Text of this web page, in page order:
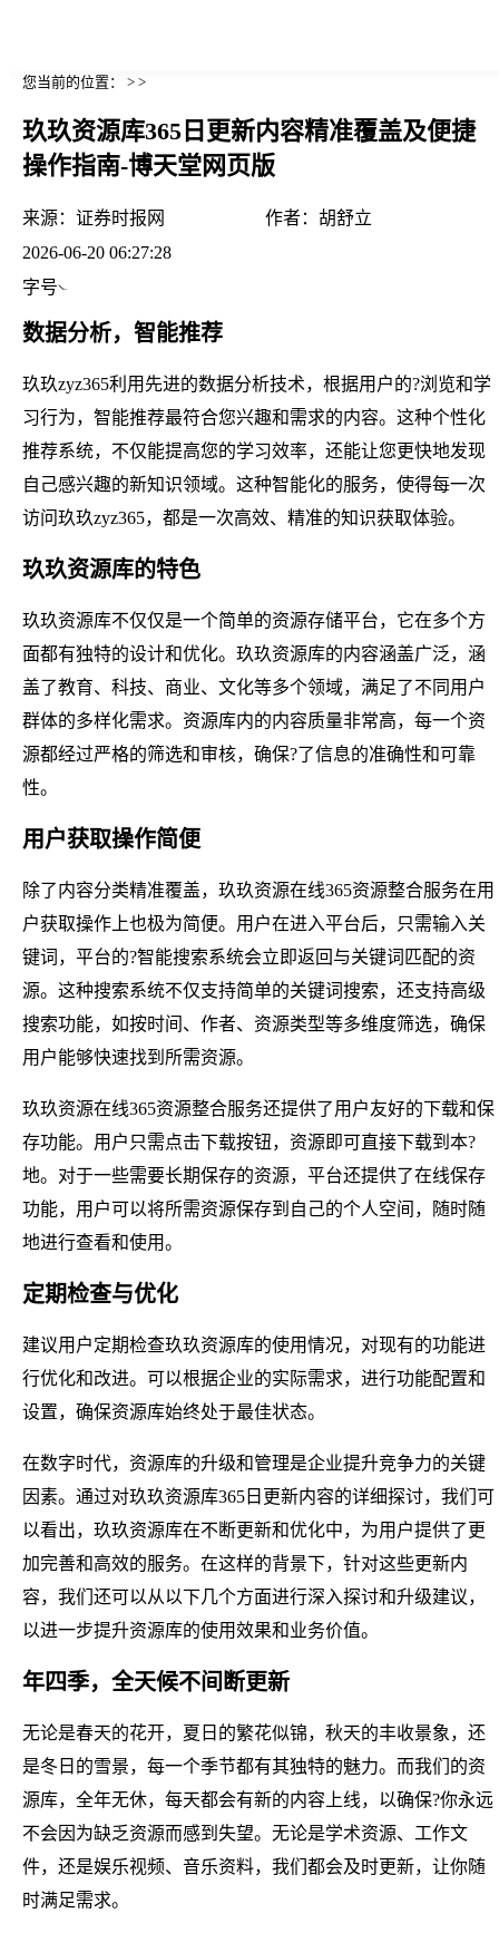
您当前的位置： > >
玖玖资源库365日更新内容精准覆盖及便捷
操作指南-博天堂网页版
来源： 证券时报网 作者： 胡舒立
2026-06-20 06:27:28
字号
数据分析，智能推荐
玖玖zyz365利用先进的数据分析技术，根据用户的?浏览和学
习行为，智能推荐最符合您兴趣和需求的内容。这种个性化
推荐系统，不仅能提高您的学习效率，还能让您更快地发现
自己感兴趣的新知识领域。这种智能化的服务，使得每一次
访问玖玖zyz365，都是一次高效、精准的知识获取体验。
玖玖资源库的特色
玖玖资源库不仅仅是一个简单的资源存储平台，它在多个方
面都有独特的设计和优化。玖玖资源库的内容涵盖广泛，涵
盖了教育、科技、商业、文化等多个领域，满足了不同用户
群体的多样化需求。资源库内的内容质量非常高，每一个资
源都经过严格的筛选和审核，确保?了信息的准确性和可靠
性。
用户获取操作简便
除了内容分类精准覆盖，玖玖资源在线365资源整合服务在用
户获取操作上也极为简便。用户在进入平台后，只需输入关
键词，平台的?智能搜索系统会立即返回与关键词匹配的资
源。这种搜索系统不仅支持简单的关键词搜索，还支持高级
搜索功能，如按时间、作者、资源类型等多维度筛选，确保
用户能够快速找到所需资源。
玖玖资源在线365资源整合服务还提供了用户友好的下载和保
存功能。用户只需点击下载按钮，资源即可直接下载到本?
地。对于一些需要长期保存的资源，平台还提供了在线保存
功能，用户可以将所需资源保存到自己的个人空间，随时随
地进行查看和使用。
定期检查与优化
建议用户定期检查玖玖资源库的使用情况，对现有的功能进
行优化和改进。可以根据企业的实际需求，进行功能配置和
设置，确保资源库始终处于最佳状态。
在数字时代，资源库的升级和管理是企业提升竞争力的关键
因素。通过对玖玖资源库365日更新内容的详细探讨，我们可
以看出，玖玖资源库在不断更新和优化中，为用户提供了更
加完善和高效的服务。在这样的背景下，针对这些更新内
容，我们还可以从以下几个方面进行深入探讨和升级建议，
以进一步提升资源库的使用效果和业务价值。
年四季，全天候不间断更新
无论是春天的花开，夏日的繁花似锦，秋天的丰收景象，还
是冬日的雪景，每一个季节都有其独特的魅力。而我们的资
源库，全年无休，每天都会有新的内容上线，以确保?你永远
不会因为缺乏资源而感到失望。无论是学术资源、工作文
件，还是娱乐视频、音乐资料，我们都会及时更新，让你随
时满足需求。